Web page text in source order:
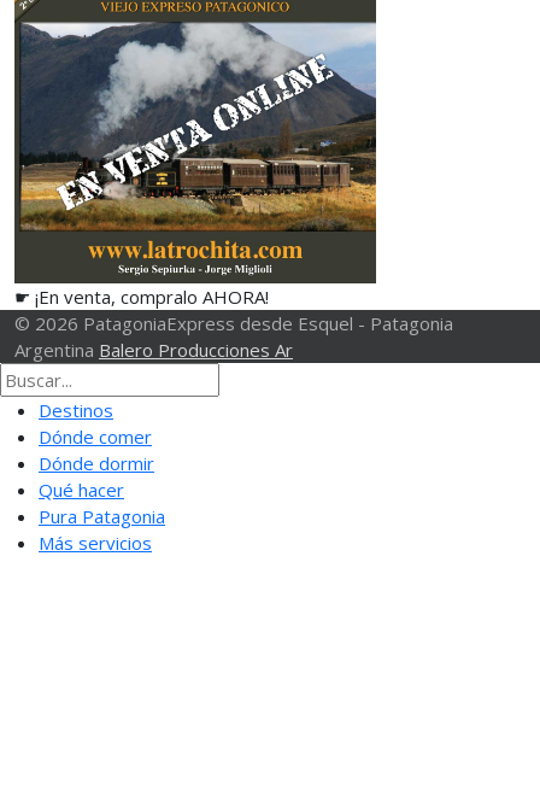
☛ ¡En venta, compralo AHORA!
© 2026 PatagoniaExpress desde Esquel - Patagonia
Argentina Balero Producciones Ar
Destinos
Dónde comer
Dónde dormir
Qué hacer
Pura Patagonia
Más servicios